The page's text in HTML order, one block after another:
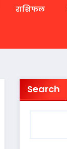
राशिफल
Search